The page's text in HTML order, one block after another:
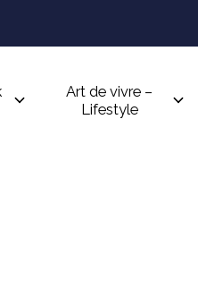
Art de vivre –
Lifestyle